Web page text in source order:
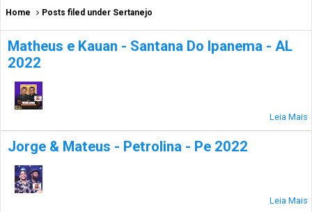
Home Posts filed under Sertanejo
Matheus e Kauan - Santana Do Ipanema - AL
2022
Leia Mais
Jorge & Mateus - Petrolina - Pe 2022
Leia Mais